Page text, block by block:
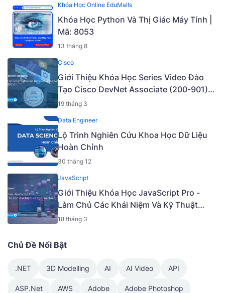
Khóa Học Online EduMalls
Khóa Học Python Và Thị Giác Máy Tính |
Mã: 8053
13 tháng 8
Cisco
Giới Thiệu Khóa Học Series Video Đào
Tạo Cisco DevNet Associate (200-901)
v1.1 [Mã - 6927 A]
19 tháng 3
Data Engineer
Lộ Trình Nghiên Cứu Khoa Học Dữ Liệu
Hoàn Chỉnh
30 tháng 12
JavaScript
Giới Thiệu Khóa Học JavaScript Pro -
Làm Chủ Các Khái Niệm Và Kỹ Thuật
Nâng Cao [Mã - 6919 A]
18 tháng 3
Chủ Đề Nổi Bật
.NET 3D Modelling AI AI Video API
ASP.Net AWS Adobe Adobe Photoshop